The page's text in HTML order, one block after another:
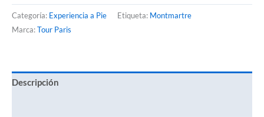
Categoría: Experiencia a Pie Etiqueta: Montmartre
Marca:Tour Paris
Descripción